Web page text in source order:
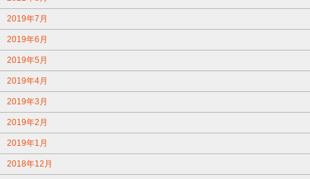
2019年7月
2019年6月
2019年5月
2019年4月
2019年3月
2019年2月
2019年1月
2018年12月